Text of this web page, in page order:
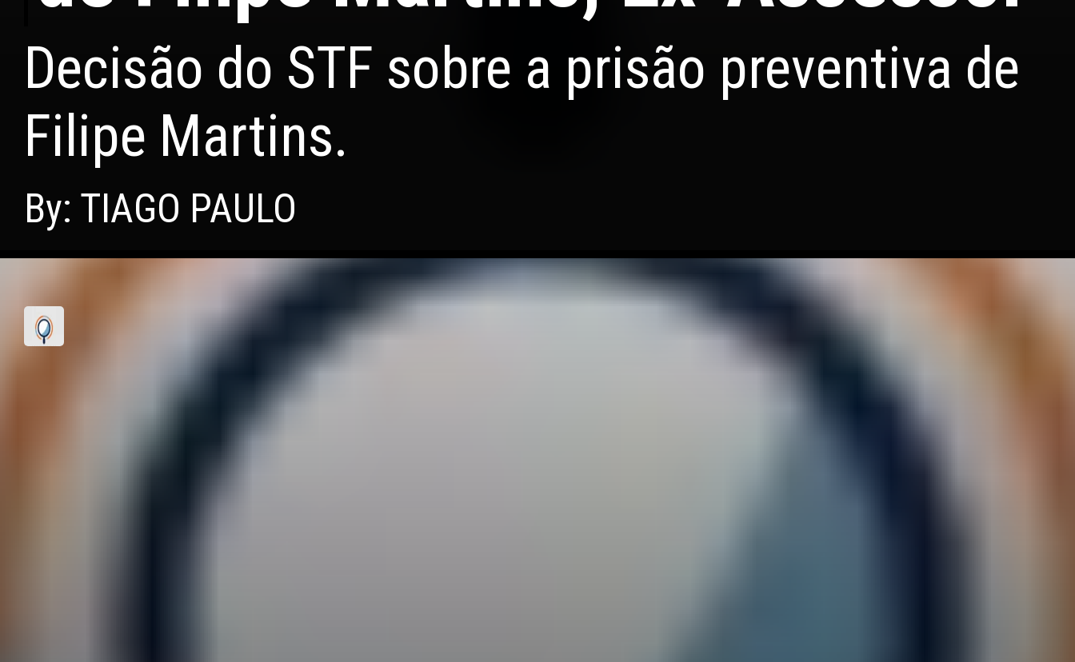
Decisão do STF sobre a prisão preventiva de
Filipe Martins.
By: TIAGO PAULO